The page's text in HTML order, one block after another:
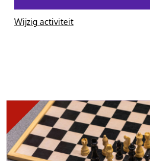
Wijzig activiteit